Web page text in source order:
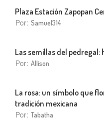
Plaza Estación Zapopan
Por: Samuel314
Las semillas del
Por: Allison
La rosa: un símbolo que
tradición mexicana
Por: Tabatha